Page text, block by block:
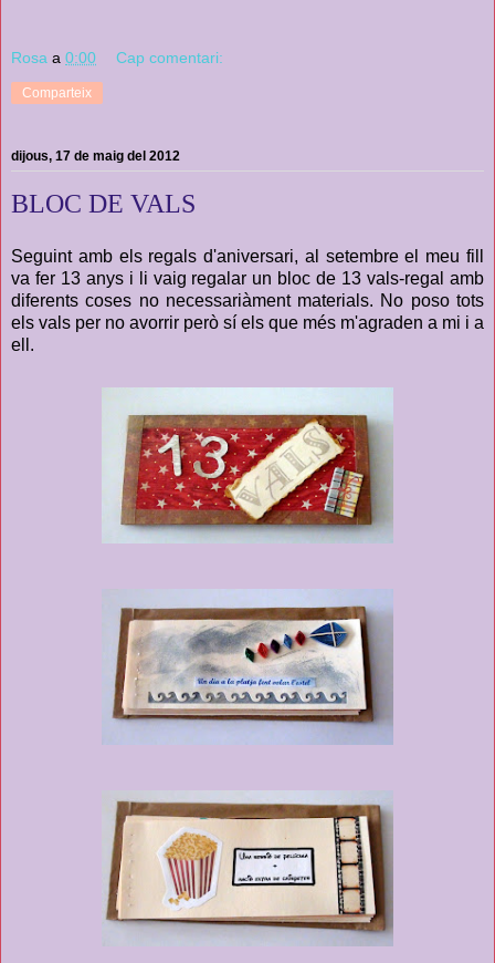
Rosa a 0:00 Cap comentari:
Comparteix
dijous, 17 de maig del 2012
BLOC DE VALS
Seguint amb els regals d'aniversari, al setembre el meu fill
va fer 13 anys i li vaig regalar un bloc de 13 vals-regal amb
diferents coses no necessariàment materials. No poso tots
els vals per no avorrir però sí els que més m'agraden a mi i a
ell.